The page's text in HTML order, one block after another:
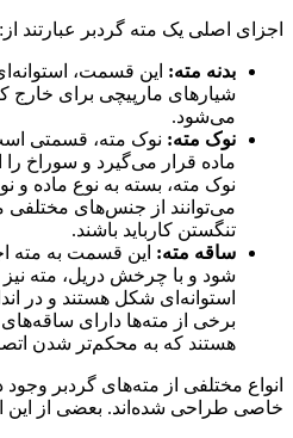
اجزای اصلی یک مته گردبر عبارتند از:
بدنه مته: این قسمت،
شیارهای مارپیچی برای خارج
می‌شود.
نوک مته: نوک مته، قسمتی
ماده قرار می‌گیرد و سوراخ
نوک مته، بسته به نوع ماده و
می‌توانند از جنس‌های مختلفی
تنگستن کارباید باشند.
ساقه مته: این قسمت به مته
شود و با چرخش دریل، مته
استوانه‌ای شکل هستند و در
برخی از مته‌ها دارای
هستند که به محکم‌تر شدن
انواع مختلفی از مته‌های گردبر
خاصی طراحی شده‌اند. بعضی از این